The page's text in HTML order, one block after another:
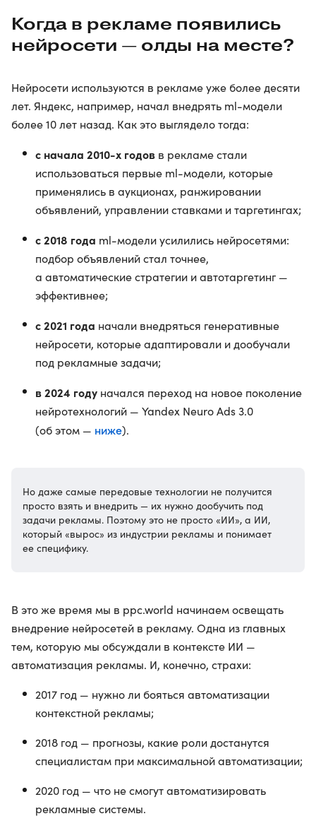
Когда в рекламе появились
нейросети — олды на месте?
Нейросети используются в рекламе уже более десяти
лет. Яндекс, например, начал внедрять ml-модели
более 10 лет назад. Как это выглядело тогда:
с начала 2010-х годов в рекламе стали
использоваться первые ml-модели, которые
применялись в аукционах, ранжировании
объявлений, управлении ставками и таргетингах;
с 2018 года ml-модели усилились нейросетями:
подбор объявлений стал точнее,
а автоматические стратегии и автотаргетинг —
эффективнее;
с 2021 года начали внедряться генеративные
нейросети, которые адаптировали и дообучали
под рекламные задачи;
в 2024 году начался переход на новое поколение
нейротехнологий — Yandex Neuro Ads 3.0
(об этом — ниже).
Но даже самые передовые технологии не получится
просто взять и внедрить — их нужно дообучить под
задачи рекламы. Поэтому это не просто «ИИ», а ИИ,
который «вырос» из индустрии рекламы и понимает
ее специфику.
В это же время мы в ppc.world начинаем освещать
внедрение нейросетей в рекламу. Одна из главных
тем, которую мы обсуждали в контексте ИИ —
автоматизация рекламы. И, конечно, страхи:
2017 год — нужно ли бояться автоматизации
контекстной рекламы;
2018 год — прогнозы, какие роли достанутся
специалистам при максимальной автоматизации;
2020 год — что не смогут автоматизировать
рекламные системы.